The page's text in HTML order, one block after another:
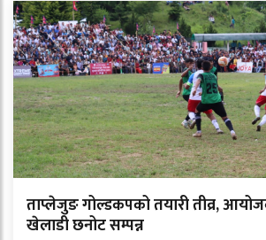
ताप्लेजुङ गोल्डकपको तयारी तीव्र,
खेलाडी छनोट सम्पन्न